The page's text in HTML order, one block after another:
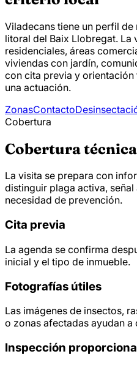
Viladecans tiene un perfil
litoral del Baix Llobregat. La
residenciales, áreas
viviendas con jardín,
con cita previa y
una actuación.
ZonasContacto
Cobertura
Cobertura
La visita se prepara con
distinguir plaga activa,
necesidad de prevención.
Cita previa
La agenda se confirma
inicial y el tipo de inmueble.
Fotografías útiles
Las imágenes de insectos,
o zonas afectadas ayudan a
Inspección